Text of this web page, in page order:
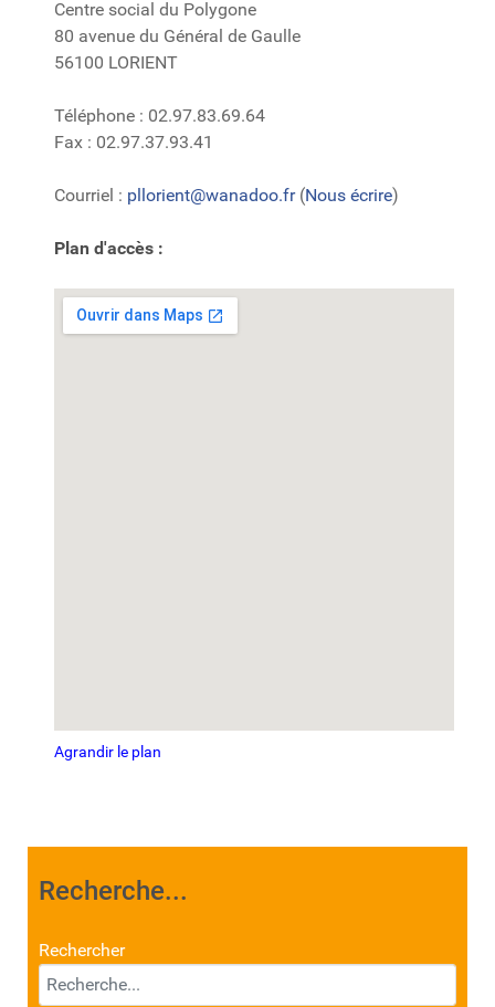
Centre social du Polygone
80 avenue du Général de Gaulle
56100 LORIENT
Téléphone : 02.97.83.69.64
Fax : 02.97.37.93.41
Courriel : pllorient@wanadoo.fr(Nous écrire)
Plan d'accès :
Agrandir le plan
Recherche...
Rechercher